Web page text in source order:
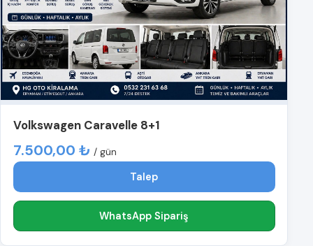
Volkswagen Caravelle 8+1
7.500,00 ₺ / gün
Talep
WhatsApp Sipariş